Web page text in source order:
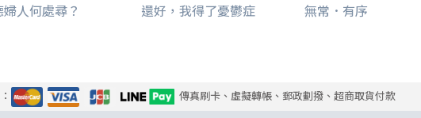
人何處尋？ 還好，我得了憂鬱症 無常．有序
傳真刷卡、虛擬轉帳、郵政劃撥、超商取貨付款